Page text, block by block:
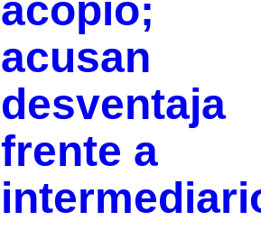
acopio;
acusan
desventaja
frente a